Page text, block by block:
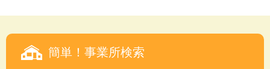
簡単！事業所検索